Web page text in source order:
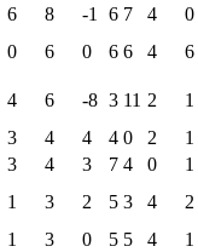
6 8 -1 6 7 4 0
0 6 0 6 6 4 6
4 6 -8 3 11 2 1
3 4 4 4 0 2 1
3 4 3 7 4 0 1
1 3 2 5 3 4 2
1 3 0 5 5 4 1